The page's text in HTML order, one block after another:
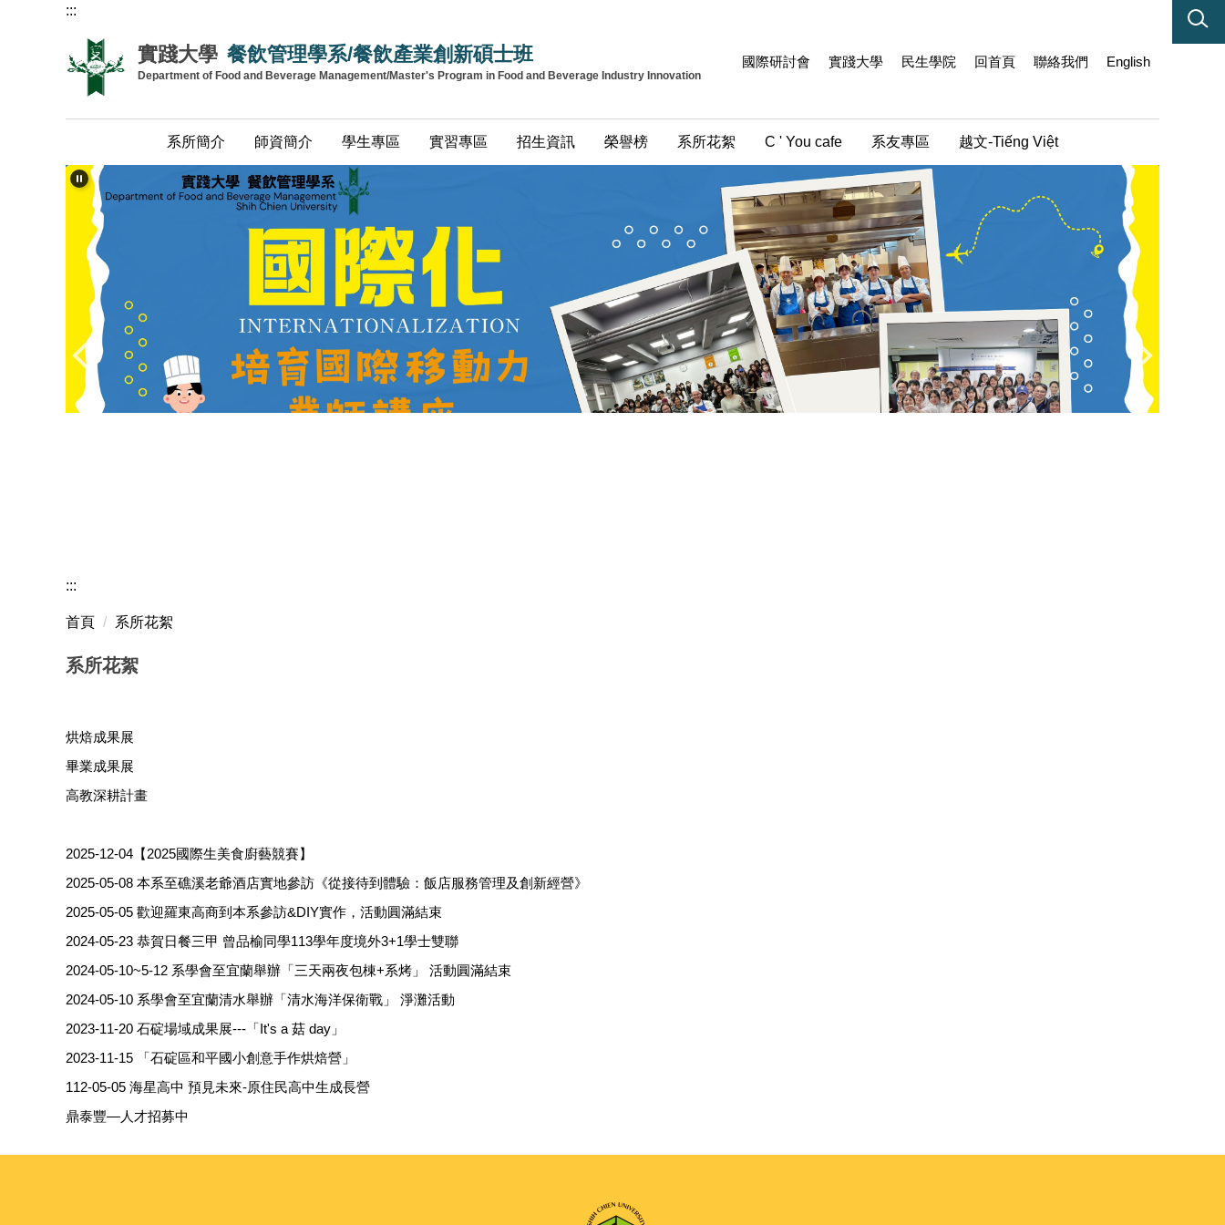
:::
實踐大學 餐飲管理學系/餐飲產業創新碩士班
Department of Food and Beverage Management/Master's Program in Food and Beverage Industry Innovation
系所簡介 師資簡介 學生專區 實習專區 招生資訊 榮譽榜 系所花絮 C ' You cafe 系友專區 越文-Tiếng Việt
國際研討會 實踐大學 民生學院 回首頁 聯絡我們 English
:::
首頁 系所花絮
系所花絮
烘焙成果展
畢業成果展
高教深耕計畫
2025-12-04【2025國際生美食廚藝競賽】
2025-05-08 本系至礁溪老爺酒店實地參訪《從接待到體驗：飯店服務管理及創新經營》
2025-05-05 歡迎羅東高商到本系參訪&DIY實作，活動圓滿結束
2024-05-23 恭賀日餐三甲 曾品榆同學113學年度境外3+1學士雙聯
2024-05-10~5-12 系學會至宜蘭舉辦「三天兩夜包棟+系烤」 活動圓滿結束
2024-05-10 系學會至宜蘭清水舉辦「清水海洋保衛戰」 淨灘活動
2023-11-20 石碇場域成果展---「It's a 菇 day」
2023-11-15 「石碇區和平國小創意手作烘焙營」
112-05-05 海星高中 預見未來-原住民高中生成長營
鼎泰豐—人才招募中